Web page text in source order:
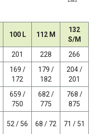
100 L 112 M
132
S/M
201 228
266
169 /
172
179 /
182
204 /
201
659 /
750
682 /
775
768 /
875
52 / 56 68 / 72 71 / 51